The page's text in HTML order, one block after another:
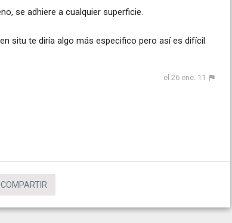
se adhiere a cualquier superficie.
situ te diría algo más especifico pero así es difícil
el 26 ene. 11
COMPARTIR